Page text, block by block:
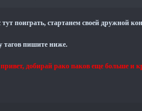
поиграть, стартанем своей дружной
тагов пишите ниже.
добирай рако паков еще больше и